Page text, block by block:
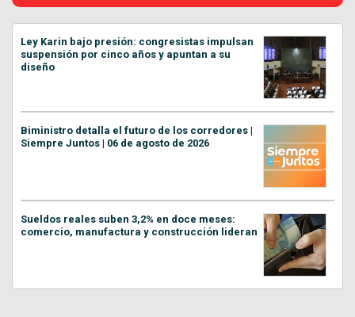
Ley Karin bajo presión: congresistas impulsan
suspensión por cinco años y apuntan a su
diseño
Biministro detalla el futuro de los corredores |
Siempre Juntos | 06 de agosto de 2026
Sueldos reales suben 3,2% en doce meses:
comercio, manufactura y construcción lideran